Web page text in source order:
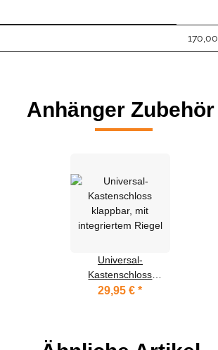
170,00
Anhänger Zubehör
Universal-
Kastenschloss
klappbar, mit
29,95 €*